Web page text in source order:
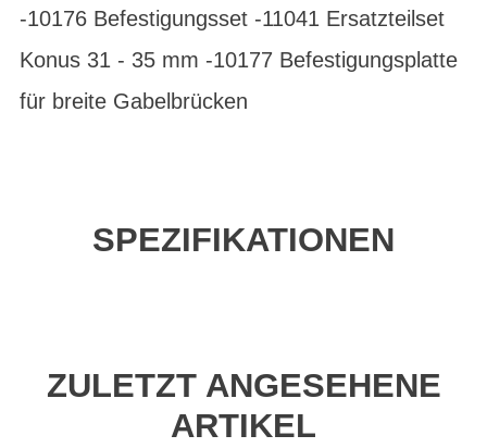
-10176 Befestigungsset -11041 Ersatzteilset
Konus 31 - 35 mm -10177 Befestigungsplatte
für breite Gabelbrücken
SPEZIFIKATIONEN
ZULETZT ANGESEHENE
ARTIKEL